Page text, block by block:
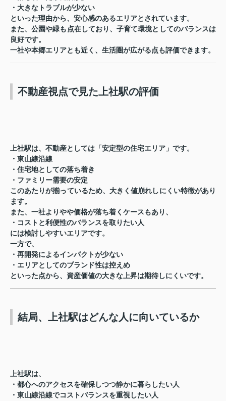
・大きなトラブルが少ない
といった理由から、安心感のあるエリアとされています。
また、公園や緑も点在しており、子育て環境としてのバランスは
良好です。
一社や本郷エリアとも近く、生活圏が広がる点も評価できます。
不動産視点で見た上社駅の評価
上社駅は、不動産としては「安定型の住宅エリア」です。
・東山線沿線
・住宅地としての落ち着き
・ファミリー需要の安定
このあたりが揃っているため、大きく値崩れしにくい特徴があり
ます。
また、一社よりやや価格が落ち着くケースもあり、
・コストと利便性のバランスを取りたい人
には検討しやすいエリアです。
一方で、
・再開発によるインパクトが少ない
・エリアとしてのブランド性は控えめ
といった点から、資産価値の大きな上昇は期待しにくいです。
結局、上社駅はどんな人に向いているか
上社駅は、
・都心へのアクセスを確保しつつ静かに暮らしたい人
・東山線沿線でコストバランスを重視したい人